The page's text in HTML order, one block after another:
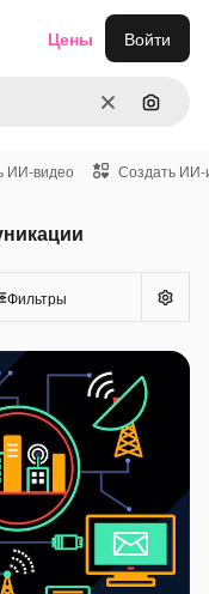
ОчиститьПоиск
Цены Войти
ИИ-видео Создать ИИ-
Фильтры